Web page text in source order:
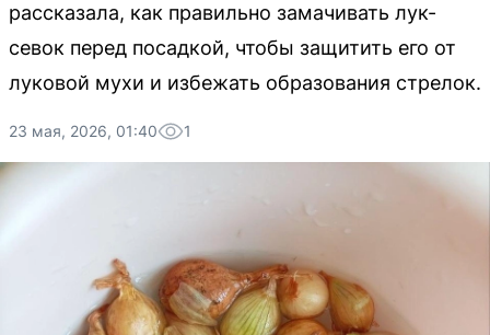
рассказала, как правильно замачивать лук-
севок перед посадкой, чтобы защитить его от
луковой мухи и избежать образования стрелок.
23 мая, 2026, 01:40 1